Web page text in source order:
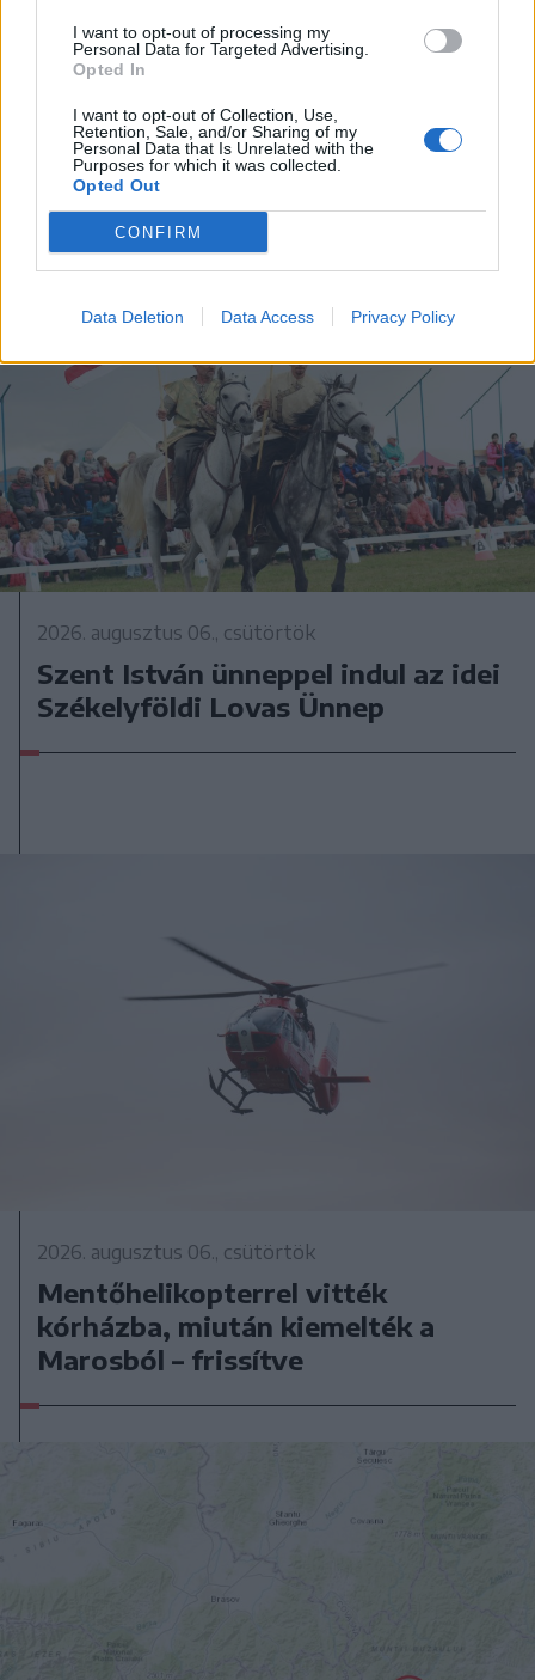
I want to opt-out of processing my
Personal Data for Targeted Advertising.
Opted In
I want to opt-out of Collection, Use,
Retention, Sale, and/or Sharing of my
Personal Data that Is Unrelated with the
Purposes for which it was collected.
Opted Out
CONFIRM
Data Deletion Data Access Privacy Policy
2026. augusztus 06., csütörtök
Elvégezték az első
robotasszisztált urológiai műtétet
Csíkszeredában
2026. augusztus 06., csütörtök
Szent István ünneppel indul az idei
Székelyföldi Lovas Ünnep
2026. augusztus 06., csütörtök
Mentőhelikopterrel vitték
kórházba, miután kiemelték a
Marosból – frissítve